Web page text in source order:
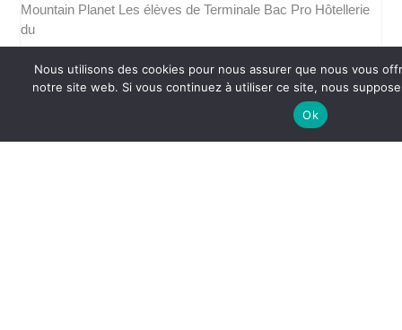
Mountain Planet Les élèves de Terminale Bac Pro Hôtellerie
du
Nous utilisons des cookies pour nous assurer que nous vous
notre site web. Si vous continuez à utiliser ce site, nous
Ok